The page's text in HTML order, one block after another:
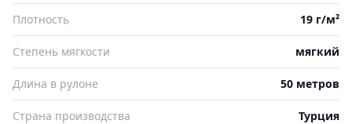
Плотность 19 г/м²
Степень мягкости мягкий
Длина в рулоне 50 метров
Страна производства Турция